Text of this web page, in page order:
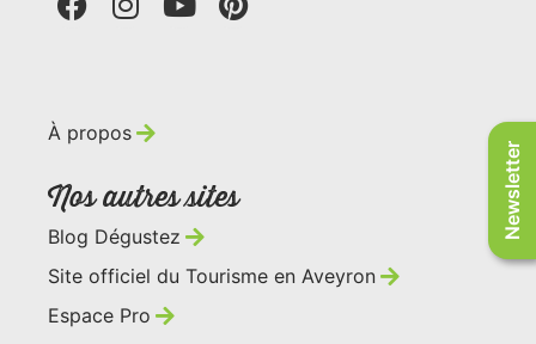
À propos
Nos autres sites
Blog Dégustez
Site officiel du Tourisme en Aveyron
Espace Pro
Newsletter